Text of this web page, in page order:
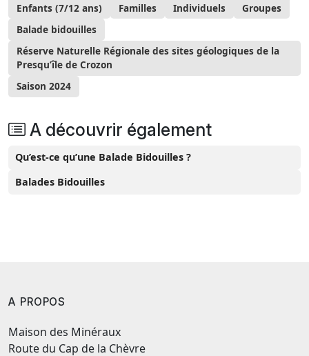
Enfants (7/12 ans) Familles Individuels
Groupes
Balade bidouilles
Réserve Naturelle Régionale des sites géologiques de la
Presqu’île de Crozon
Saison 2024
A découvrir également
Qu’est-ce qu’une Balade Bidouilles ?
Balades Bidouilles
A PROPOS
Maison des Minéraux
Route du Cap de la Chèvre